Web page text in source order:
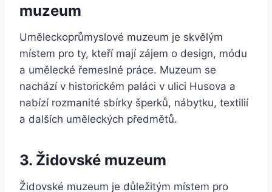
muzeum
Uměleckoprůmyslové muzeum je skvělým
místem pro ty, kteří mají zájem o design, módu
a umělecké řemeslné práce. Muzeum se
nachází v historickém paláci v ulici Husova a
nabízí rozmanité sbírky šperků, nábytku, textilií
a dalších uměleckých předmětů.
3. Židovské muzeum
Židovské muzeum je důležitým místem pro